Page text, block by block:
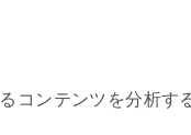
コンテンツを分析